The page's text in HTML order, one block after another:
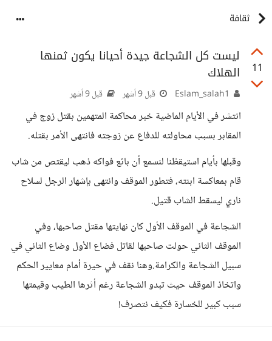
ثقافة
11
ليست كل الشجاعة جيدة أحيانا يكون ثمنها
الهلاك
قبل 9 أشهر قبل 9 أشهر
انتشر في الأيام الماضية خبر محاكمة المتهمين بقتل زوج في
المقابر بسبب محاولته للدفاع عن زوجته فانتهى الأمر بقتله.
وقبلها بأيام استيقظنا لنسمع أن بائع فواكه ذهب ليقتص من شاب
قام بمعاكسة ابنته، فتطور الموقف وانتهى بإشهار الرجل لسلاح
ناري ليسقط الشاب قتيل.
الشجاعة في الموقف الأول كان نهايتها مقتل صاحبها، وفي
الموقف الثاني حولت صاحبها لقاتل فضاع الأول وضاع الثاني في
سبيل الشجاعة والكرامة.وهنا نقف في حيرة أمام معايير الحكم
واتخاذ الموقف حيث تبدو الشجاعة رغم أثرها الطيب وقيمتها
سبب كبير للخسارة فكيف نتصرف!